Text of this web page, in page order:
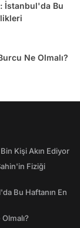
İstanbul'da Bu
Ne Olmalı?
Kişi Akın Ediyor
Fiziği
Bu Haftanın En